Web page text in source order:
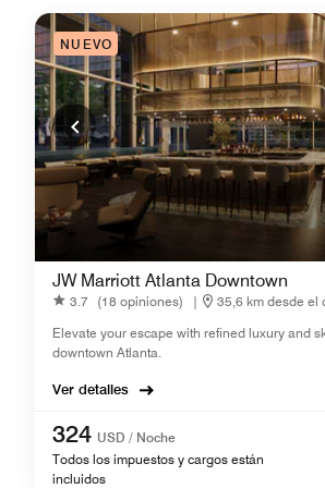
NUEVO
JW Marriott Atlanta Downtown
3.7 (18 opiniones) |
35,6 km desde el
Elevate your escape with refined luxury and
downtown Atlanta.
Ver detalles
324 USD / Noche
Todos los impuestos y cargos están
incluidos